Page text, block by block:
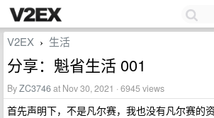
V2EX › 生活
分享：魁省生活 001
ByZC3746at Nov 30, 2021 · 6945 views
首先声明下，不是凡尔赛，我也没有凡尔赛的